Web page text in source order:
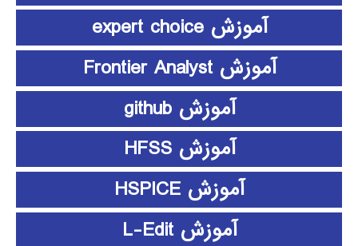
آموزش expert choice
آموزش Frontier Analyst
آموزش github
آموزش HFSS
آموزش HSPICE
آموزش L-Edit